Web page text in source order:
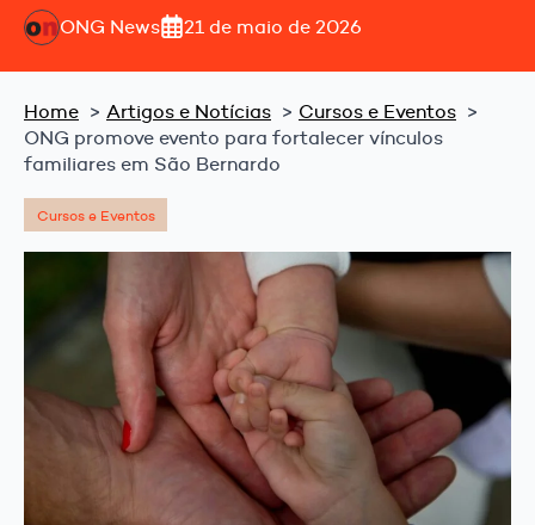
ONG News 21 de maio de 2026
Home Artigos e Notícias
Cursos e Eventos
ONG promove evento para fortalecer vínculos
familiares em São Bernardo
Cursos e Eventos